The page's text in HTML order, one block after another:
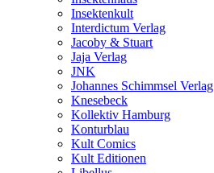
Insektenkult
Interdictum Verlag
Jacoby & Stuart
Jaja Verlag
JNK
Johannes Schimmsel Verlag
Knesebeck
Kollektiv Hamburg
Konturblau
Kult Comics
Kult Editionen